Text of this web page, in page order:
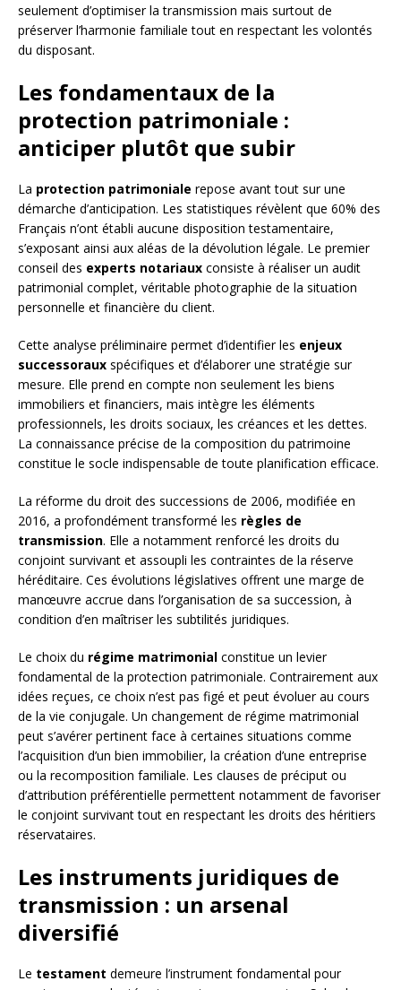
seulement d’optimiser la transmission mais surtout de
préserver l’harmonie familiale tout en respectant les volontés
du disposant.
Les fondamentaux de la
protection patrimoniale :
anticiper plutôt que subir
La protection patrimoniale repose avant tout sur une
démarche d’anticipation. Les statistiques révèlent que 60% des
Français n’ont établi aucune disposition testamentaire,
s’exposant ainsi aux aléas de la dévolution légale. Le premier
conseil des experts notariaux consiste à réaliser un audit
patrimonial complet, véritable photographie de la situation
personnelle et financière du client.
Cette analyse préliminaire permet d’identifier les enjeux
successoraux spécifiques et d’élaborer une stratégie sur
mesure. Elle prend en compte non seulement les biens
immobiliers et financiers, mais intègre les éléments
professionnels, les droits sociaux, les créances et les dettes.
La connaissance précise de la composition du patrimoine
constitue le socle indispensable de toute planification efficace.
La réforme du droit des successions de 2006, modifiée en
2016, a profondément transformé les règles de
transmission. Elle a notamment renforcé les droits du
conjoint survivant et assoupli les contraintes de la réserve
héréditaire. Ces évolutions législatives offrent une marge de
manœuvre accrue dans l’organisation de sa succession, à
condition d’en maîtriser les subtilités juridiques.
Le choix du régime matrimonial constitue un levier
fondamental de la protection patrimoniale. Contrairement aux
idées reçues, ce choix n’est pas figé et peut évoluer au cours
de la vie conjugale. Un changement de régime matrimonial
peut s’avérer pertinent face à certaines situations comme
l’acquisition d’un bien immobilier, la création d’une entreprise
ou la recomposition familiale. Les clauses de préciput ou
d’attribution préférentielle permettent notamment de favoriser
le conjoint survivant tout en respectant les droits des héritiers
réservataires.
Les instruments juridiques de
transmission : un arsenal
diversifié
Le testament demeure l’instrument fondamental pour